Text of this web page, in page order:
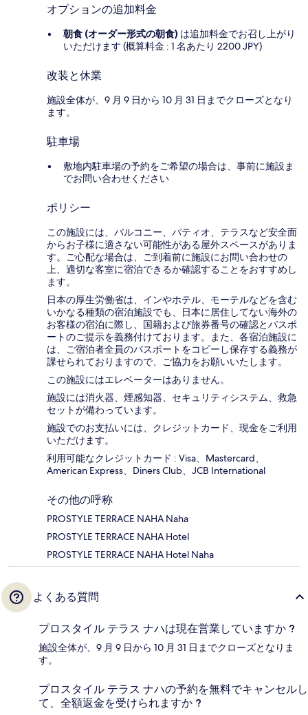
オプションの追加料金
朝食 (オーダー形式の朝食) は追加料金でお召し上がり
いただけます (概算料金 : 1 名あたり 2200 JPY)
改装と休業
施設全体が、9 月 9 日から 10 月 31 日までクローズとなり
ます。
駐車場
敷地内駐車場の予約をご希望の場合は、事前に施設ま
でお問い合わせください
ポリシー
この施設には、バルコニー、パティオ、テラスなど安全面
からお子様に適さない可能性がある屋外スペースがありま
す。ご心配な場合は、ご到着前に施設にお問い合わせの
上、適切な客室に宿泊できるか確認することをおすすめし
ます。
日本の厚生労働省は、インやホテル、モーテルなどを含む
いかなる種類の宿泊施設でも、日本に​居住してない海外の
お客様の宿泊に際し、国籍および旅券番号の確認とパスポ
ートのご提示を義務付け​ております。また、各宿泊施設に
は、ご宿泊者全員のパスポートをコピーし保存する義務が
課せられておりますの​で、ご協力をお願いいたします。
この施設にはエレベーターはありません。
施設には消火器、煙感知器、セキュリティシステム、救急
セットが備わっています。
施設でのお支払いには、クレジットカード、現金をご利用
いただけます。
利用可能なクレジットカード : Visa、Mastercard、
American Express、Diners Club、JCB International
その他の呼称
PROSTYLE TERRACE NAHA Naha
PROSTYLE TERRACE NAHA Hotel
PROSTYLE TERRACE NAHA Hotel Naha
よくある質問
プロスタイル テラス ナハは現在営業していますか ?
施設全体が、9 月 9 日から 10 月 31 日までクローズとなりま
す。
プロスタイル テラス ナハの予約を無料でキャンセルし
て、全額返金を受けられますか ?